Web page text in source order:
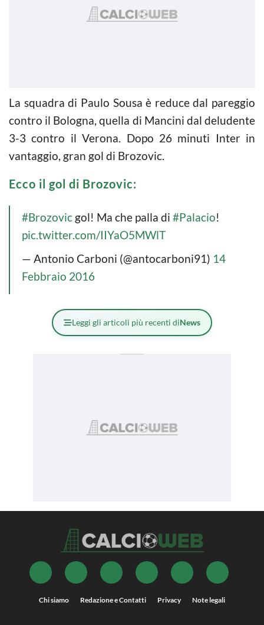
La squadra di Paulo Sousa è reduce dal pareggio
contro il Bologna, quella di Mancini dal deludente
3-3 contro il Verona. Dopo 26 minuti Inter in
vantaggio, gran gol di Brozovic.
Ecco il gol di Brozovic:
#Brozovic gol! Ma che palla di #Palacio!
pic.twitter.com/IIYaO5MWlT
— Antonio Carboni (@antocarboni91) 14
Febbraio 2016
Leggi gli articoli più recenti diNews
Chi siamo Redazione e Contatti Privacy Note legali